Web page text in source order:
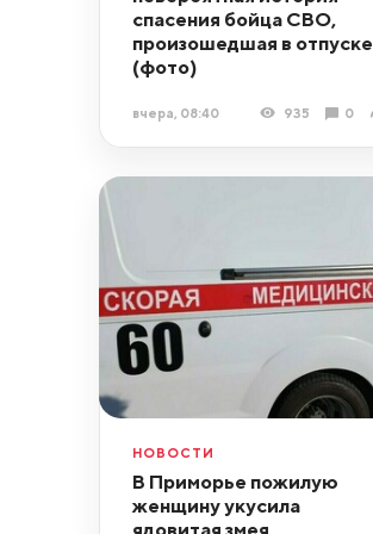
спасения бойца СВО,
произошедшая в отпуске
(фото)
вчера, 08:40 935 0
НОВОСТИ
В Приморье пожилую
женщину укусила